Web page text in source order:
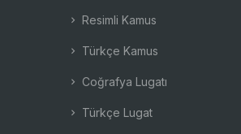
Resimli Kamus
Türkçe Kamus
Coğrafya Lugatı
Türkçe Lugat